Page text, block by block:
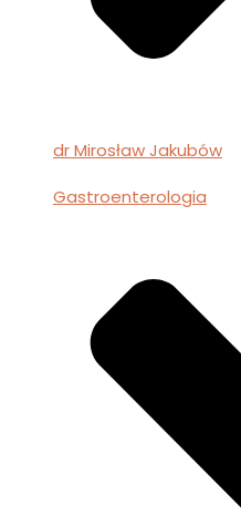
dr Mirosław Jakubów
Gastroenterologia